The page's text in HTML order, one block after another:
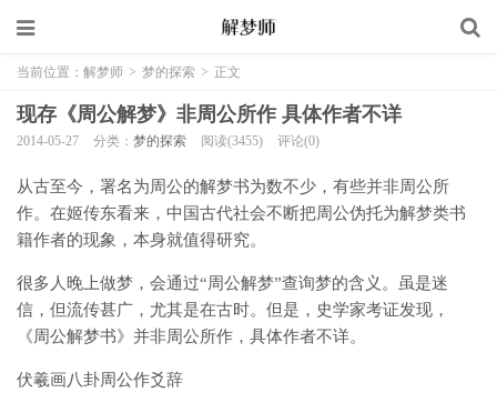
当前位置： 解梦师 > 梦的探索 > 正文
现存《周公解梦》非周公所作 具体作者不详
2014-05-27 分类： 梦的探索 阅读(3455) 评论(0)
从古至今，署名为周公的解梦书为数不少，有些并非周公所
作。在姬传东看来，中国古代社会不断把周公伪托为解梦类书
籍作者的现象，本身就值得研究。
很多人晚上做梦，会通过“周公解梦”查询梦的含义。虽是迷
信，但流传甚广，尤其是在古时。但是，史学家考证发现，
《周公解梦书》并非周公所作，具体作者不详。
伏羲画八卦周公作爻辞